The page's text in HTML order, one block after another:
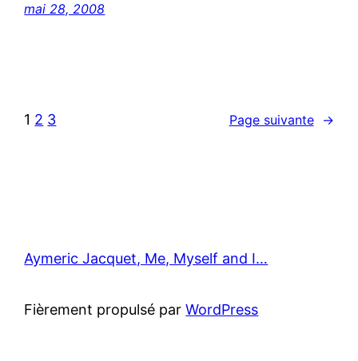
mai 28, 2008
1 2 3 Page suivante →
Aymeric Jacquet, Me, Myself and I…
Fièrement propulsé parWordPress